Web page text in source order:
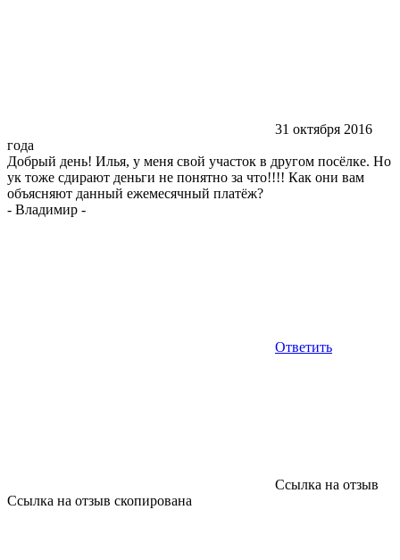
31 октября 2016
года
Добрый день! Илья, у меня свой участок в другом посёлке. Но
ук тоже сдирают деньги не понятно за что!!!! Как они вам
объясняют данный ежемесячный платёж?
- Владимир -
Ответить
Ссылка на отзыв
Ссылка на отзыв скопирована